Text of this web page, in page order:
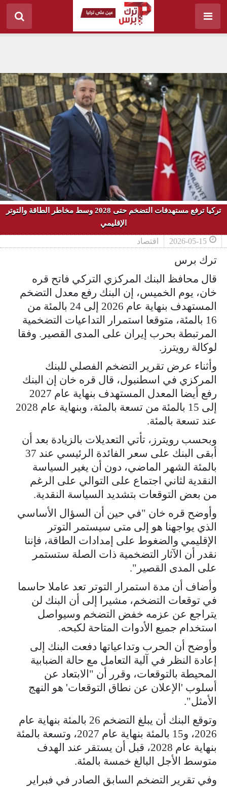
تركيا ترفع مستهدفات التضخم حتى 2028 وسط مخاطر الطاقة والتوتر
الإقليمي
2026-05-15 اقتصاد
ترك برس
قال محافظ البنك المركزي التركي فاتح قره
خان، يوم الخميس، إن البنك رفع معدل التضخم
المستهدف بنهاية عام 2026 إلى ​24 بالمئة من
16 بالمئة، متوقعا استمرار التداعيات التضخمية
المرتبطة بحرب إيران على ‌المدى القصير. وفقا
لوكالة رويترز.
وأثناء عرض تقرير التضخم الفصلي للبنك
المركزي في اسطنبول، قال قره خان إن البنك
رفع أيضا المعدل المستهدف بنهاية عام 2027
إلى 15 بالمئة من تسعة بالمئة، وبنهاية عام 2028
عند تسعة بالمئة.
وبحسب رويترز، تأتي التعديلات بالزيادة بعد أن
أبقى ​البنك على سعر الفائدة الرئيسي عند 37
بالمئة الشهر الماضي، دون أن يغير السياسة ​
النقدية لثاني اجتماع على التوالي على الرغم
من بعض التوقعات بتشديد السياسة النقدية.
وأوضح ⁠قره خان "في حين أن السؤال الأساسي
الذي يواجهنا هو إلى متى سيستمر التوتر
الإقليمي والضغوط ​على إمدادات الطاقة، فإننا
نقدر أن الآثار التضخمية ذات الصلة ستستمر
على المدى القصير".
وأضاف أن مدة استمرار ​التوتر تعد عاملا حاسما
في توقعات التضخم، مشيرا إلى أن البنك لن
يتراجع عن عزمه خفض التضخم وسيواصل
استخدام جميع الأدوات المتاحة لكبحه.
وأوضح أن الحرب وتداعياتها دفعت البنك إلى
إعادة النظر في آلية التعامل مع حالة الضبابية ​
المحيطة بالتوقعات، وقرر أن "الابتعاد عن
أسلوب 'الإعلان عن نطاق التوقعات' هو النهج
الأمثل".
وتوقع البنك أن يبلغ ​التضخم 26 بالمئة بنهاية عام
2026، و15 بالمئة بنهاية عام 2027، وتسعة بالمئة
بنهاية عام 2028، قبل أن يستقر ‌عند ⁠الهدف
متوسط الأجل البالغ خمسة بالمئة.
وفي تقرير التضخم السابق الصادر في فبراير